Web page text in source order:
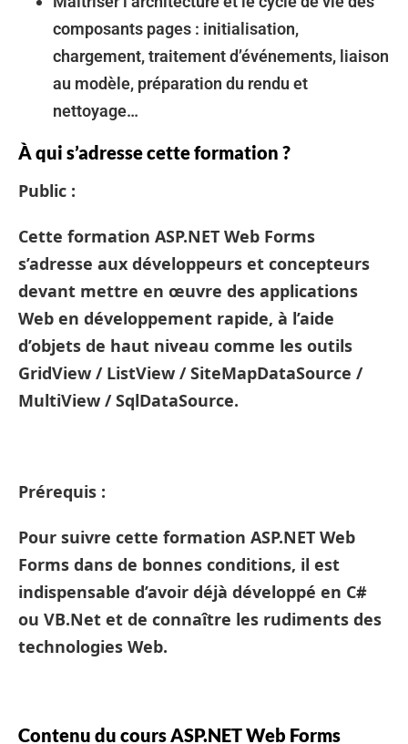
composants pages : initialisation,
chargement, traitement d’événements, liaison
au modèle, préparation du rendu et
nettoyage…
À qui s’adresse cette formation ?
Public :
Cette formation ASP.NET Web Forms
s’adresse aux développeurs et concepteurs
devant mettre en œuvre des applications
Web en développement rapide, à l’aide
d’objets de haut niveau comme les outils
GridView / ListView / SiteMapDataSource /
MultiView / SqlDataSource.
Prérequis :
Pour suivre cette formation ASP.NET Web
Forms dans de bonnes conditions, il est
indispensable d’avoir déjà développé en C#
ou VB.Net et de connaître les rudiments des
technologies Web.
Contenu du cours ASP.NET Web Forms